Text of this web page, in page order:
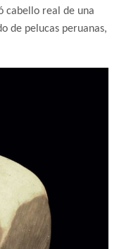
cabello real de una
de pelucas peruanas,